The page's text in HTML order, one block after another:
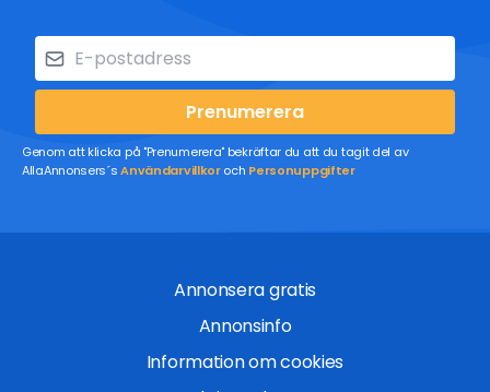
Prenumerera
Genom att klicka på "Prenumerera" bekräftar du att du tagit del av
AllaAnnonsers´sAnvändarvillkoroch Personuppgifter
Annonsera gratis
Annonsinfo
Information om cookies